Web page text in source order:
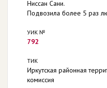
Ниссан Сани.
Подвозила более 5 раз
УИК №
792
ТИК
Иркутская районная
комиссия